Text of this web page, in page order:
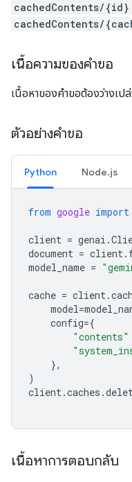
cachedContents/{id}
cachedContents/
เนื้อความของคำขอ
เนื้อหาของคำขอต้องว่างเปล่
ตัวอย่างคำขอ
Python Node.js
from google import
client = genai .
document = client.
model_name =
cache = client.
model=
config={
"contents"
},
)
client.caches .
เนื้อหาการตอบกลับ